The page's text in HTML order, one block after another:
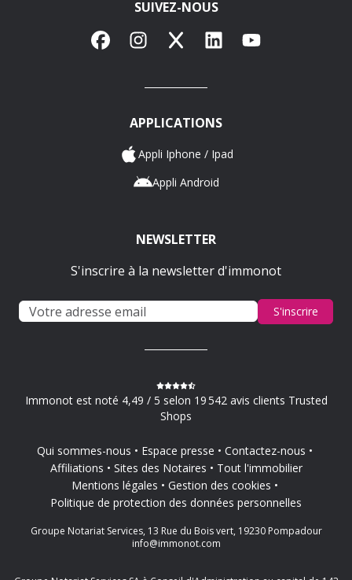
SUIVEZ-NOUS
FacebookInstagram
X LinkedInYouTube
APPLICATIONS
Appli Iphone / Ipad
Appli Android
NEWSLETTER
S'inscrire à la newsletter d'immonot
S'inscrire
Immonot est noté 4,49 / 5 selon 19 542 avis clients Trusted
Shops
Qui sommes-nous Espace presse
Contactez-nous
Affiliations
Sites des Notaires
Tout l'immobilier
Mentions légales
Gestion des cookies
Politique de protection des données personnelles
Groupe Notariat Services, 13 Rue du Bois vert, 19230 Pompadour
info@immonot.com